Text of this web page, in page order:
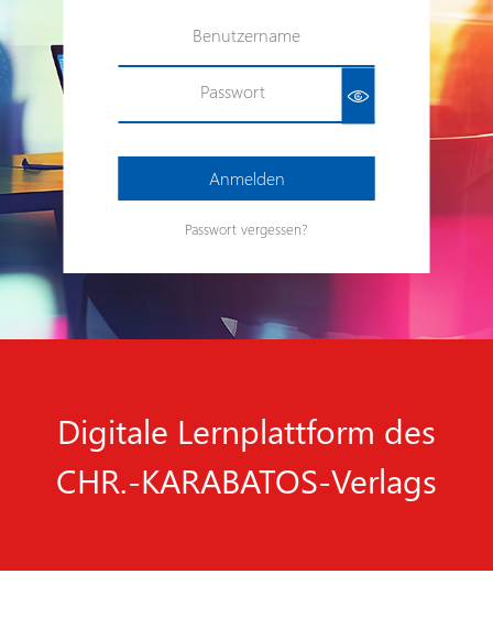
Anmelden
Passwort vergessen?
Digitale Lernplattform des
CHR.-KARABATOS-Verlags